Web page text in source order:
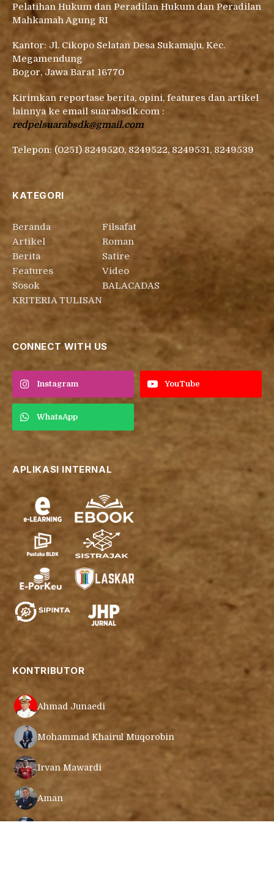
Pelatihan Hukum dan Peradilan Hukum dan Peradilan
Mahkamah Agung RI
Kantor: Jl. Cikopo Selatan Desa Sukamaju, Kec.
Megamendung
Bogor, Jawa Barat 16770
Kirimkan reportase berita, opini, features dan artikel
lainnya ke email suarabsdk.com :
redpelsuarabsdk@gmail.com
Telepon: (0251) 8249520, 8249522, 8249531, 8249539
KATEGORI
Beranda
Artikel
Berita
Features
Sosok
KRITERIA TULISAN
Filsafat
Roman
Satire
Video
BALACADAS
CONNECT WITH US
Instagram YouTube
WhatsApp
APLIKASI INTERNAL
KONTRIBUTOR
Ahmad Junaedi
Mohammad Khairul Muqorobin
Irvan Mawardi
Aman